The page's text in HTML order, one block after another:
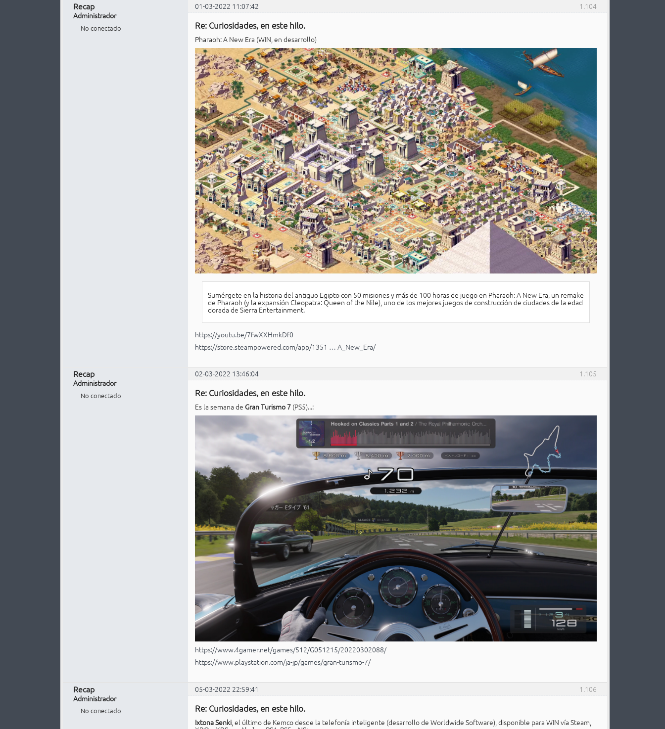
1.104
Recap
01-03-2022 11:07:42
Administrador
No conectado Re: Curiosidades, en este hilo.
Pharaoh: A New Era (WIN, en desarrollo)
Sumérgete en la historia del antiguo Egipto con 50 misiones y más de 100 horas de juego en Pharaoh: A New Era, un remake
de Pharaoh (y la expansión Cleopatra: Queen of the Nile), uno de los mejores juegos de construcción de ciudades de la edad
dorada de Sierra Entertainment.
https://youtu.be/7fwXXHmkDf0
https://store.steampowered.com/app/1351 … A_New_Era/
1.105
Recap
02-03-2022 13:46:04
Administrador
No conectado Re: Curiosidades, en este hilo.
Es la semana de Gran Turismo 7 (PS5)...:
https://www.4gamer.net/games/512/G051215/20220302088/
https://www.playstation.com/ja-jp/games/gran-turismo-7/
1.106
Recap
05-03-2022 22:59:41
Administrador
No conectado Re: Curiosidades, en este hilo.
Ixtona Senki , el último de Kemco desde la telefonía inteligente (desarrollo de Worldwide Software), disponible para WIN vía Steam,